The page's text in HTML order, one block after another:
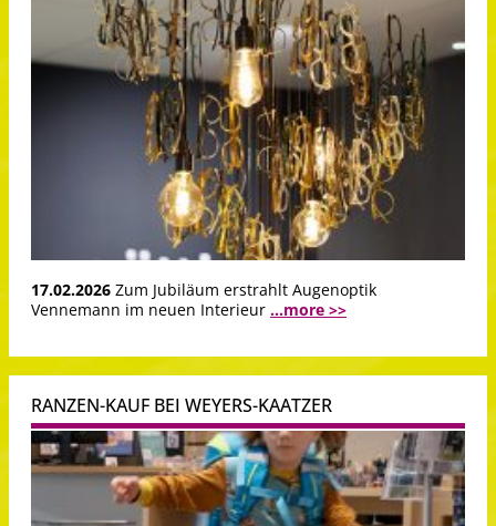
17.02.2026 Zum Jubiläum erstrahlt Augenoptik
Vennemann im neuen Interieur ...more >>
RANZEN-KAUF BEI WEYERS-KAATZER